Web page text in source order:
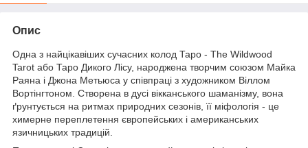
Опис
Одна з найцікавіших сучасних колод Таро - The Wildwood
Tarot або Таро Дикого Лісу, народжена творчим союзом Майка
Раяна і Джона Метьюса у співпраці з художником Віллом
Вортінгтоном. Створена в дусі вікканського шаманізму, вона
ґрунтується на ритмах природних сезонів, її міфологія - це
химерне переплетення європейських і американських
язичницьких традицій.